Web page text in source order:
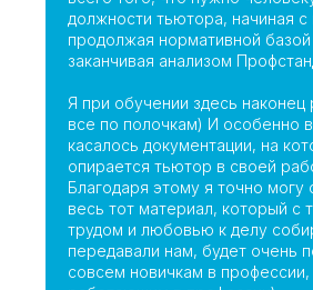
должности тьютора, начиная с
продолжая нормативной базой
заканчивая анализом
Я при обучении здесь наконец
все по полочкам) И особенно
касалось документации, на
опирается тьютор в своей
Благодаря этому я точно могу
весь тот материал, который с
трудом и любовью к делу
передавали нам, будет очень
совсем новичкам в профессии,